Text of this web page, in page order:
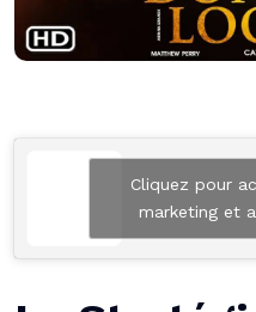
Cliquez pour
marketing et